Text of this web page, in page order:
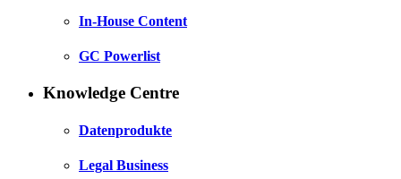
In-House Content
GC Powerlist
Knowledge Centre
Datenprodukte
Legal Business